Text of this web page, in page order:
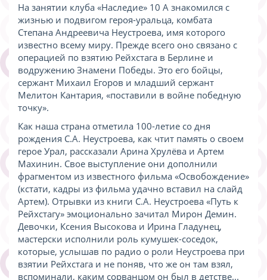
На занятии клуба «Наследие» 10 А знакомился с
жизнью и подвигом героя-уральца, комбата
Степана Андреевича Неустроева, имя которого
известно всему миру. Прежде всего оно связано с
операцией по взятию Рейхстага в Берлине и
водружению Знамени Победы. Это его бойцы,
сержант Михаил Егоров и младший сержант
Мелитон Кантария, «поставили в войне победную
точку».
Как наша страна отметила 100-летие со дня
рождения С.А. Неустроева, как чтит память о своем
герое Урал, рассказали Арина Хрулёва и Артем
Махинин. Свое выступление они дополнили
фрагментом из известного фильма «Освобождение»
(кстати, кадры из фильма удачно вставил на слайд
Артем). Отрывки из книги С.А. Неустроева «Путь к
Рейхстагу» эмоционально зачитал Мирон Демин.
Девочки, Ксения Высокова и Ирина Гладунец,
мастерски исполнили роль кумушек-соседок,
которые, услышав по радио о роли Неустроева при
взятии Рейхстага и не поняв, что же он там взял,
вспоминали, каким сорванцом он был в детстве...